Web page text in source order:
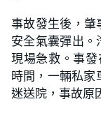
事故發生後，肇
安全氣囊彈出。
現場急救。事
時間，一輛私家
迷送院，事故原